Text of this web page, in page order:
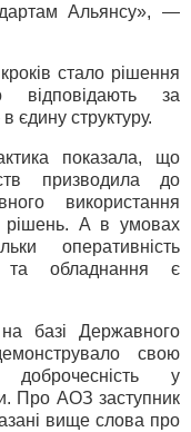
Альянсу», —
стало рішення
відповідають за
єдину структуру.
показала, що
призводила до
використання
рішень. А в умовах
оперативність
та обладнання є
базі Державного
свою
доброчесність у
Про АОЗ заступник
вище слова про